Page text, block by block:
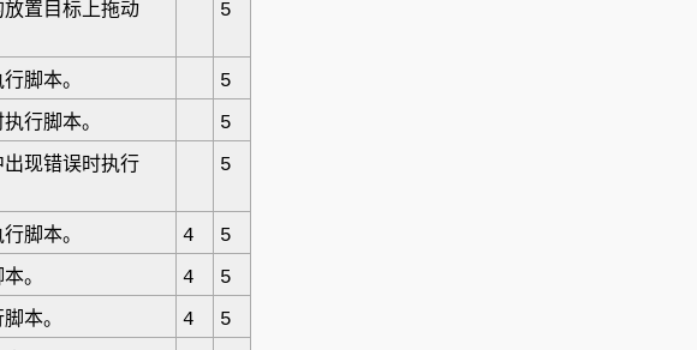
置目标上拖动
5
脚本。
5
行脚本。
5
现错误时执行
5
脚本。 4
5
。 4
5
本。 4
5